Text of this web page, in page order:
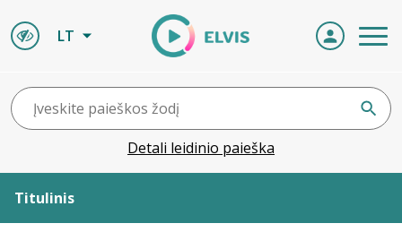
LT
Detali leidinio paieška
Titulinis